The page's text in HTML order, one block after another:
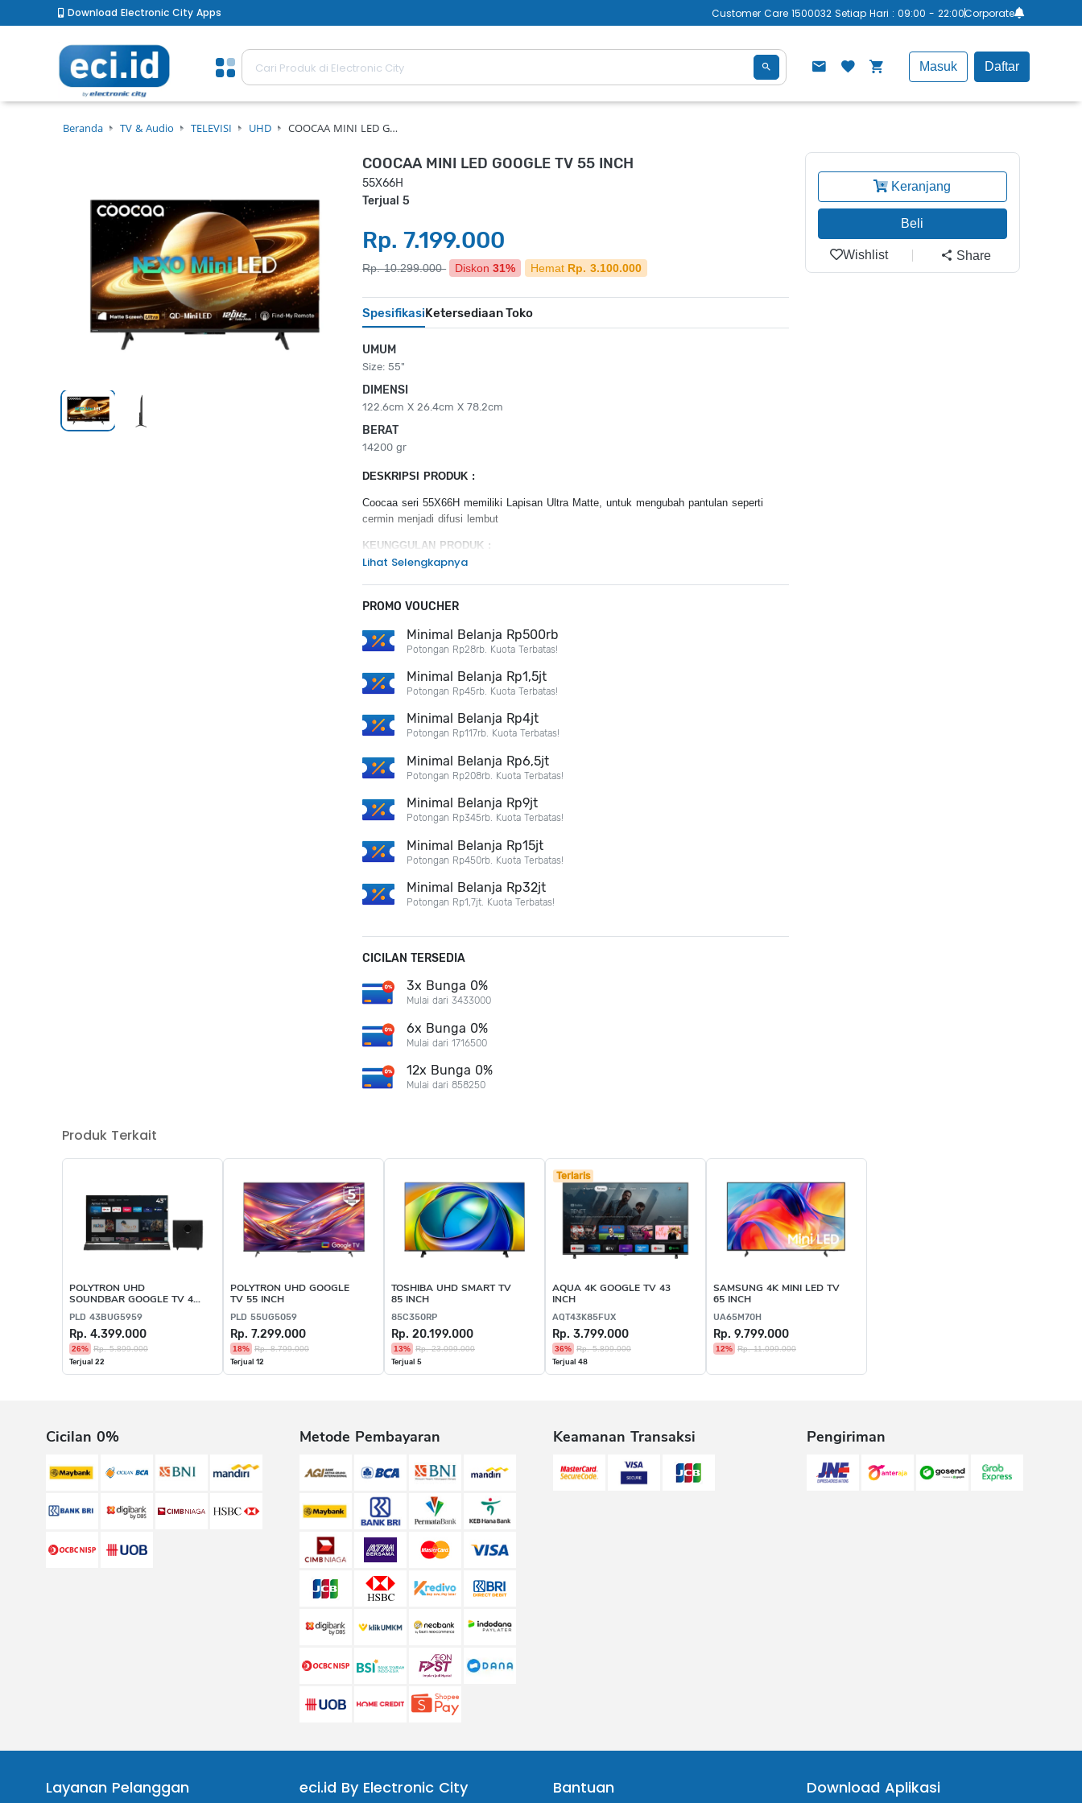
Download Electronic City Apps Customer Care 1500032 Setiap Hari : 09:00 - 22:00Corporate
Masuk Daftar
Beranda TV & Audio TELEVISI UHD COOCAA MINI LED G…
COOCAA MINI LED GOOGLE TV 55 INCH
55X66H
Terjual 5
Rp. 7.199.000
Rp. 10.299.000 Diskon 31% Hemat Rp. 3.100.000
SpesifikasiKetersediaan Toko
UMUM
Size: 55"
DIMENSI
122.6cm X 26.4cm X 78.2cm
BERAT
14200 gr
DESKRIPSI PRODUK :
Coocaa seri 55X66H memiliki Lapisan Ultra Matte, untuk mengubah pantulan seperti
cermin menjadi difusi lembut
KEUNGGULAN PRODUK :
QD Mini LED
Full Array Local Diming
120 Hz
Dolby Audio
Lihat Selengkapnya
PROMO VOUCHER
Minimal Belanja Rp500rb
Potongan Rp28rb. Kuota Terbatas!
Minimal Belanja Rp1,5jt
Potongan Rp45rb. Kuota Terbatas!
Minimal Belanja Rp4jt
Potongan Rp117rb. Kuota Terbatas!
Minimal Belanja Rp6,5jt
Potongan Rp208rb. Kuota Terbatas!
Minimal Belanja Rp9jt
Potongan Rp345rb. Kuota Terbatas!
Minimal Belanja Rp15jt
Potongan Rp450rb. Kuota Terbatas!
Minimal Belanja Rp32jt
Potongan Rp1,7jt. Kuota Terbatas!
CICILAN TERSEDIA
3x Bunga 0%
Mulai dari 3433000
6x Bunga 0%
Mulai dari 1716500
12x Bunga 0%
Mulai dari 858250
Keranjang
Beli
Wishlist Share
Produk Terkait
POLYTRON UHD
SOUNDBAR GOOGLE TV 43
PLD 43BUG5959
Rp. 4.399.000
26% Rp. 5.899.000
Terjual 22
POLYTRON UHD GOOGLE
TV 55 INCH
PLD 55UG5059
Rp. 7.299.000
18% Rp. 8.799.000
Terjual 12
TOSHIBA UHD SMART TV
85 INCH
85C350RP
Rp. 20.199.000
13% Rp. 23.099.000
Terjual 5
Terlaris
AQUA 4K GOOGLE TV 43
INCH
AQT43K85FUX
Rp. 3.799.000
36% Rp. 5.899.000
Terjual 48
SAMSUNG 4K MINI LED TV
65 INCH
UA65M70H
Rp. 9.799.000
12% Rp. 11.099.000
Cicilan 0% Metode Pembayaran Keamanan Transaksi Pengiriman
Layanan Pelanggan eci.id By Electronic City Bantuan Download Aplikasi